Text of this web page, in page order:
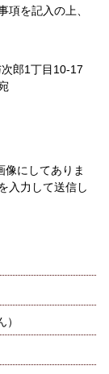
項を記入の上、
1丁目10-17
像にしてありま
入力して送信し